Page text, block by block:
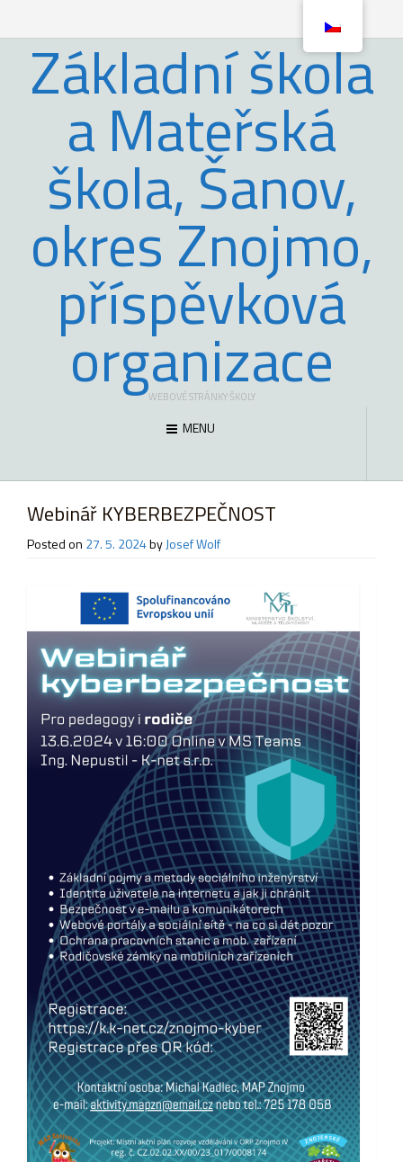
Základní škola
a Mateřská
škola, Šanov,
okres Znojmo,
příspěvková
organizace
WEBOVÉ STRÁNKY ŠKOLY
MENU
Webinář KYBERBEZPEČNOST
Posted on 27. 5. 2024byJosef Wolf